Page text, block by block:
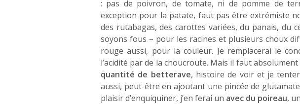
: pas de poivron, de tomate, ni de pomme de
exception pour la patate, faut pas être extrémiste
des rutabagas, des carottes variées, du panais, du
soyons fous – pour les racines et plusieurs choux
rouge aussi, pour la couleur. Je remplacerai le
l’acidité par de la choucroute. Mais il faut
quantité de betterave, histoire de voir et je
aussi, peut-être en ajoutant une pincée de
plaisir d’enquiquiner, j’en ferai un avec du poireau,